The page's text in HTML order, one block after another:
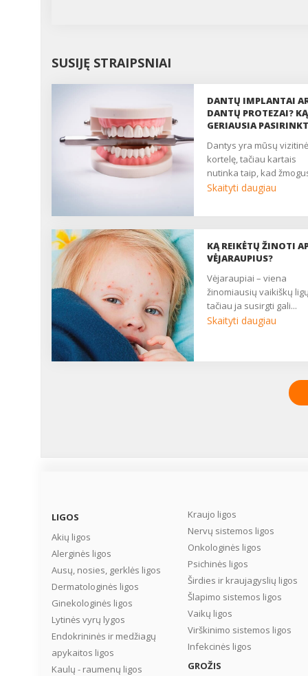
SUSIJĘ STRAIPSNIAI
DANTŲ IMPLANTAI
DANTŲ PROTEZAI? KĄ
GERIAUSIA
dantys yra mūsų vizitinė
kortelę, tačiau kartais
nutinka taip, kad
Skaityti daugiau
KĄ REIKĖTŲ ŽINOTI
VĖJARAUPIUS?
vėjaraupiai – viena
žinomiausių vaikiškų
tačiau ja susirgti gali...
Skaityti daugiau
LIGOS
Akių ligos
Alerginės ligos
Ausų, nosies, gerklės ligos
Dermatologinės ligos
Ginekologinės ligos
Lytinės vyrų lygos
Endokrininės ir medžiagų
apykaitos ligos
Kaulų - raumenų ligos
Kraujo ligos
Nervų sistemos ligos
Onkologinės ligos
Psichinės ligos
Širdies ir kraujagyslių ligos
Šlapimo sistemos ligos
Vaikų ligos
Virškinimo sistemos ligos
Infekcinės ligos
GROŽIS